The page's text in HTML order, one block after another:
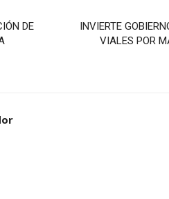
DE
INVIERTE
VIALES POR